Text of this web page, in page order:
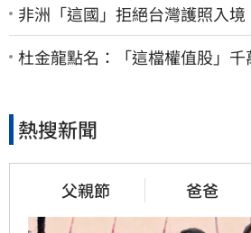
非洲「這國」拒絕台灣護照入
了：持續交涉聯繫
杜金龍點名：「這檔權值股」千
熱搜新聞
父親節 爸爸